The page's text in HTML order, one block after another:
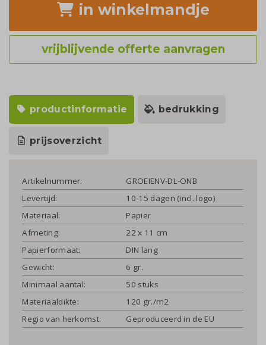
in winkelmandje
vrijblijvende offerte aanvragen
productinformatie bedrukking
prijsoverzicht
Artikelnummer:
GROEIENV-DL-ONB
Levertijd:
10-15 dagen (incl. logo)
Materiaal:
Papier
Afmeting:
22 x 11 cm
Papierformaat:
DIN lang
Gewicht:
6 gr.
Minimaal aantal:
50 stuks
Materiaaldikte:
120 gr./m2
Regio van herkomst:
Geproduceerd in de EU